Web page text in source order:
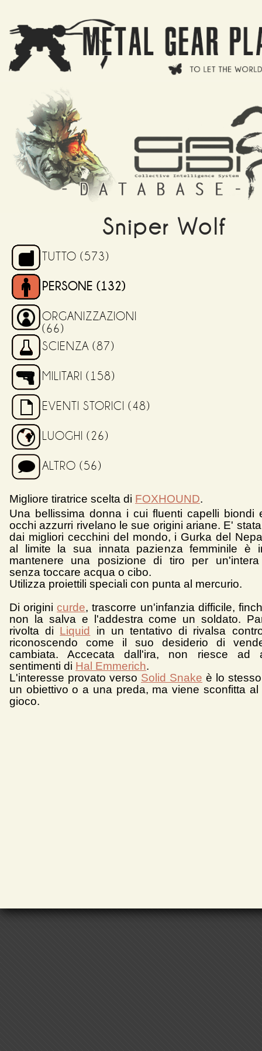
Sniper Wolf
TUTTO (573)
PERSONE (132)
ORGANIZZAZIONI
(66)
SCIENZA (87)
MILITARI (158)
EVENTI STORICI (48)
LUOGHI (26)
ALTRO (56)
Migliore tiratrice scelta di FOXHOUND.
Una bellissima donna i cui fluenti capelli biondi
occhi azzurri rivelano le sue origini ariane. E'
dai migliori cecchini del mondo, i Gurka del
al limite la sua innata pazienza femminile è
mantenere una posizione di tiro per un'intera
senza toccare acqua o cibo.
Utilizza proiettili speciali con punta al mercurio.
Di origini curde, trascorre un'infanzia difficile,
non la salva e l'addestra come un soldato.
rivolta di Liquid in un tentativo di rivalsa
riconoscendo come il suo desiderio di
cambiata. Accecata dall'ira, non riesce ad
sentimenti di Hal Emmerich.
L'interesse provato verso Solid Snake è lo
un obiettivo o a una preda, ma viene sconfitta
gioco.